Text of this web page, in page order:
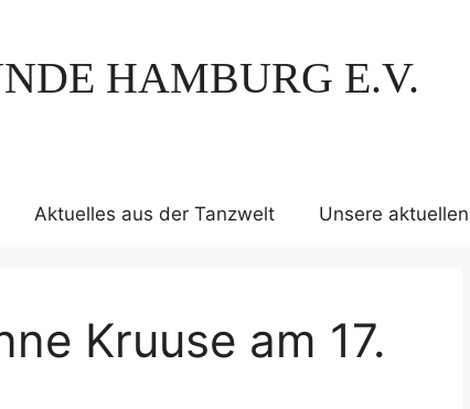
HAMBURG E.V.
Aktuelles aus der Tanzwelt Unsere
Kruuse am 17.